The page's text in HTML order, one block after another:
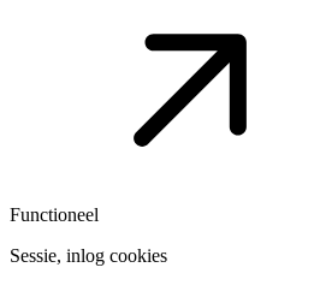
Functioneel
Sessie, inlog cookies